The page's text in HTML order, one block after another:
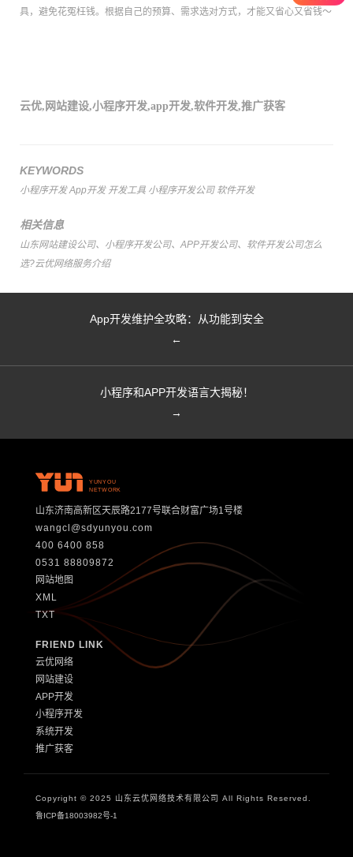
具，避免花冤枉钱。根据自己的预算、需求选对方式，才能又省心又省钱～
云优, 网站建设,小程序开发,app开发,软件开发,推广获客
KEYWORDS
小程序开发 App开发 开发工具 小程序开发公司 软件开发
相关信息
山东网站建设公司、小程序开发公司、APP开发公司、软件开发公司怎么
选?云优网络服务介绍
App开发维护全攻略：从功能到安全
←
小程序和APP开发语言大揭秘！
→
YUNYOU
NETWORK
山东济南高新区天辰路2177号联合财富广场1号楼
wangcl@sdyunyou.com
400 6400 858
0531 88809872
网站地图
XML
TXT
FRIEND LINK
云优网络
网站建设
APP开发
小程序开发
系统开发
推广获客
Copyright © 2025 山东云优网络技术有限公司 All Rights Reserved.
鲁ICP备18003982号-1